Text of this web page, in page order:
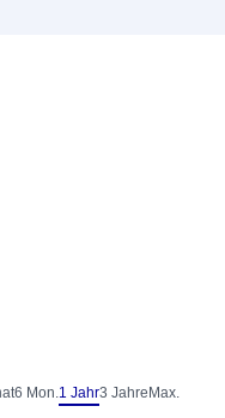
6 Mon.1 Jahr3 Jahre Max.